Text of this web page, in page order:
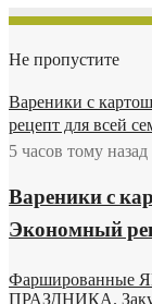
Не пропустите
Вареники с
рецепт для всей
5 часов тому назад
Вареники с
Экономный
Фаршированные
ПРАЗДНИКА.